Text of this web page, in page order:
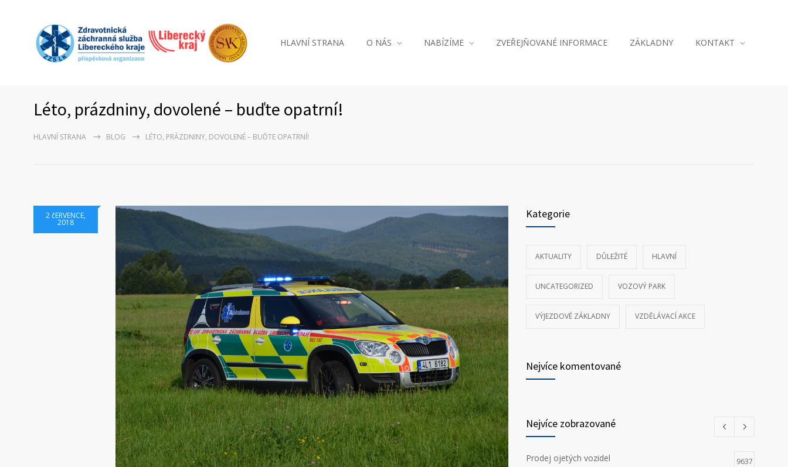
HLAVNÍ STRANA O NÁS NABÍZÍME ZVEŘEJŇOVANÉ INFORMACE ZÁKLADNY KONTAKT
Léto, prázdniny, dovolené – buďte opatrní!
HLAVNÍ STRANA BLOG LÉTO, PRÁZDNINY, DOVOLENÉ – BUĎTE OPATRNÍ!
2 čERVENCE,
2018
Kategorie
AKTUALITY DŮLEŽITÉ HLAVNÍ
UNCATEGORIZED VOZOVÝ PARK
VÝJEZDOVÉ ZÁKLADNY VZDĚLÁVACÍ AKCE
Nejvíce komentované
Nejvíce zobrazované
Prodej ojetých vozidel 9637